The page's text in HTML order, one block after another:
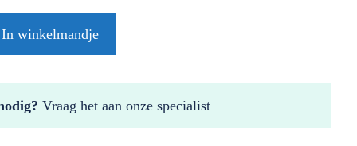
In winkelmandje
Vraag het aan onze specialist